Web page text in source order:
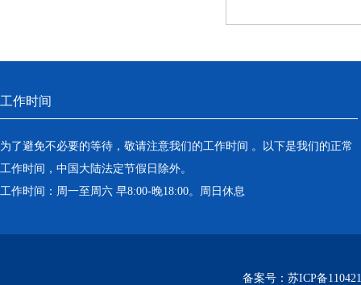
工作时间
为了避免不必要的等待，敬请注意我们的工作时间 。以下是我们的正常
工作时间，中国大陆法定节假日除外。
工作时间：周一至周六 早8:00-晚18:00。周日休息
备案号： 苏ICP备